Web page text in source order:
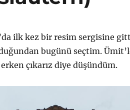
ilk kez bir resim sergisine
bugünü seçtim.
çıkarız diye düşündüm.